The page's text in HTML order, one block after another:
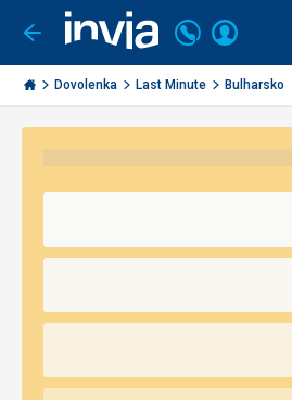
Ísť
späť
Invia.sk
Volajte
+421
2
3221
Prihlásiť
Dovolenka Last Minute Bulharsko